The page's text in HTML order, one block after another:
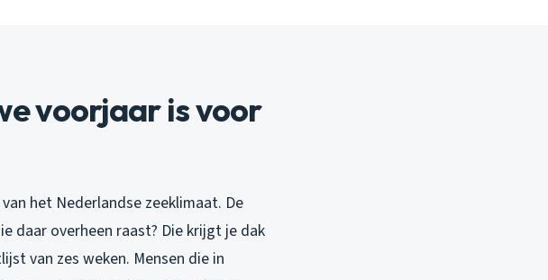
voorjaar is voor
het Nederlandse zeeklimaat. De
daar overheen raast? Die krijgt je dak
van zes weken. Mensen die in